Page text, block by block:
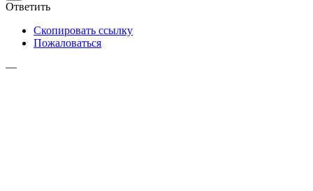
Ответить
Скопировать ссылку
Пожаловаться
—